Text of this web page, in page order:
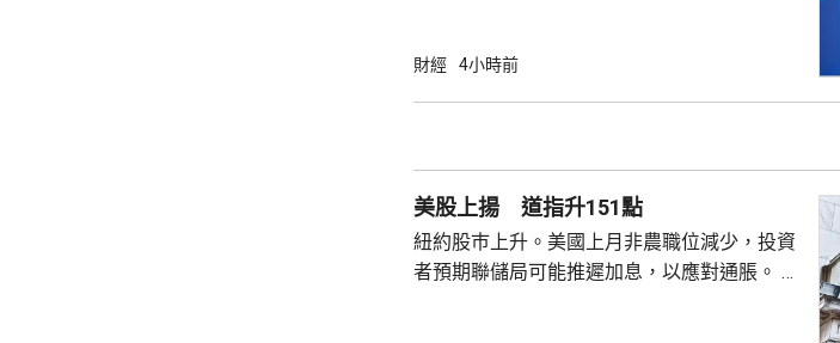
事的誠信產生質疑，因此特朗普正考慮撒銷她
財經 4小時前
美股上揚 道指升151點
紐約股巿上升。美國上月非農職位減少，投資
者預期聯儲局可能推遲加息，以應對通脹。 道